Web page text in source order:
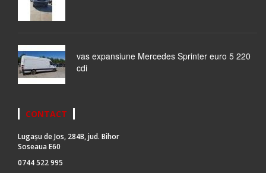
vas expansiune Mercedes Sprinter euro 5 220
cdi
CONTACT
Lugașu de Jos, 284B, jud. Bihor
Soseaua E60
0744 522 995